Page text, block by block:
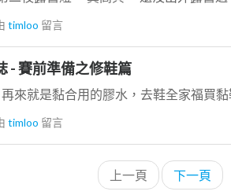
timloo 留言
- 賽前準備之修鞋篇
timloo 留言
上一頁 下一頁